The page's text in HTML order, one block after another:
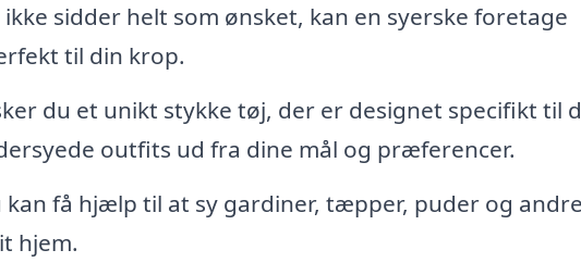
sidder helt som ønsket, kan en syerske foretage
til din krop.
du et unikt stykke tøj, der er designet specifikt til
outfits ud fra dine mål og præferencer.
kan få hjælp til at sy gardiner, tæpper, puder og andre
hjem.